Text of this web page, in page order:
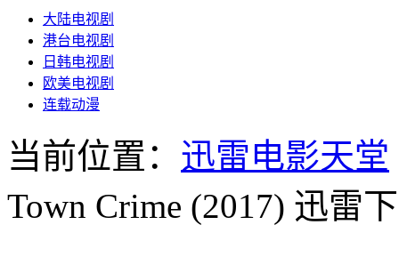
大陆电视剧
港台电视剧
日韩电视剧
欧美电视剧
连载动漫
当前位置： 迅雷电影天堂
Town Crime (2017) 迅雷